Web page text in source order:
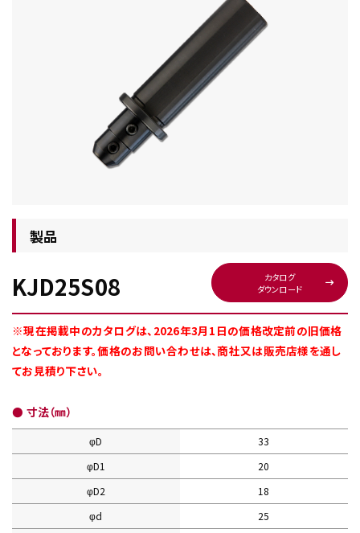
工具・部品一覧
生産終了品
製品
KJD25S08
カタログ
ダウンロード
※現在掲載中のカタログは、2026年3月1日の価格改定前の旧価格
となっております。価格のお問い合わせは、商社又は販売店様を通し
てお見積り下さい。
● 寸法（㎜）
φD
33
φD1
20
φD2
18
φd
25